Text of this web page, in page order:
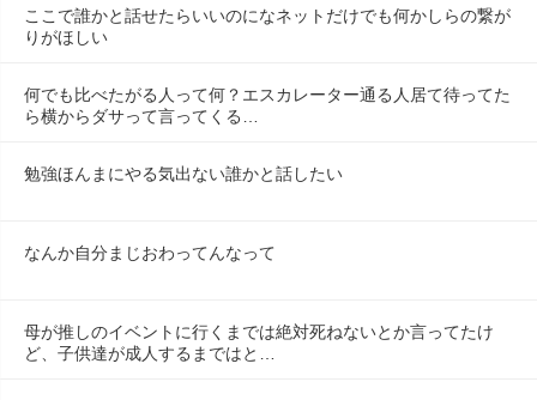
ここで誰かと話せたらいいのになネットだけでも何かしらの繋が
りがほしい
何でも比べたがる人って何？エスカレーター通る人居て待ってた
ら横からダサって言ってくる…
勉強ほんまにやる気出ない誰かと話したい
なんか自分まじおわってんなって
母が推しのイベントに行くまでは絶対死ねないとか言ってたけ
ど、子供達が成人するまではと…